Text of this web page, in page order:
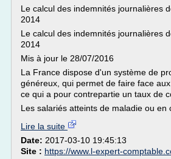
Le calcul des indemnités journalières
2014
Le calcul des indemnités journalières
2014
Mis à jour le 28/07/2016
La France dispose d'un système de
généreux, qui permet de faire face
ce qui a pour contrepartie un taux de
Les salariés atteints de maladie ou en
Lire la suite
Date: 2017-03-10 19:45:13
Site : https://www.l-expert-